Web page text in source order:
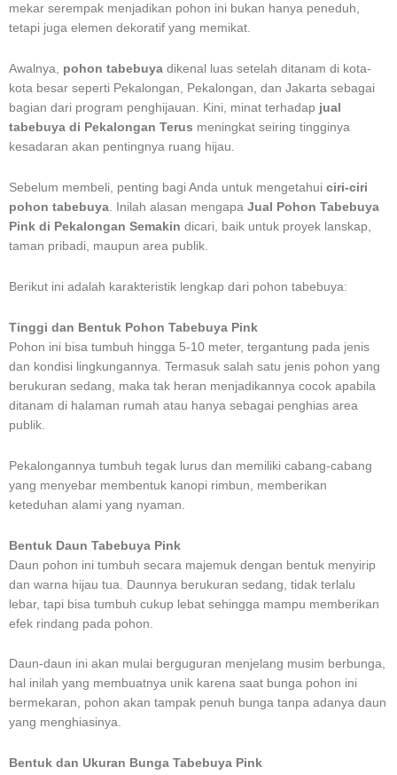
mekar serempak menjadikan pohon ini bukan hanya peneduh,
tetapi juga elemen dekoratif yang memikat.
Awalnya, pohon tabebuya dikenal luas setelah ditanam di kota-
kota besar seperti Pekalongan, Pekalongan, dan Jakarta sebagai
bagian dari program penghijauan. Kini, minat terhadap jual
tabebuya di Pekalongan Terus meningkat seiring tingginya
kesadaran akan pentingnya ruang hijau.
Sebelum membeli, penting bagi Anda untuk mengetahui ciri-ciri
pohon tabebuya . Inilah alasan mengapa Jual Pohon Tabebuya
Pink di Pekalongan Semakin dicari, baik untuk proyek lanskap,
taman pribadi, maupun area publik.
Berikut ini adalah karakteristik lengkap dari pohon tabebuya:
Tinggi dan Bentuk Pohon Tabebuya Pink
Pohon ini bisa tumbuh hingga 5-10 meter, tergantung pada jenis
dan kondisi lingkungannya. Termasuk salah satu jenis pohon yang
berukuran sedang, maka tak heran menjadikannya cocok apabila
ditanam di halaman rumah atau hanya sebagai penghias area
publik.
Pekalongannya tumbuh tegak lurus dan memiliki cabang-cabang
yang menyebar membentuk kanopi rimbun, memberikan
keteduhan alami yang nyaman.
Bentuk Daun Tabebuya Pink
Daun pohon ini tumbuh secara majemuk dengan bentuk menyirip
dan warna hijau tua. Daunnya berukuran sedang, tidak terlalu
lebar, tapi bisa tumbuh cukup lebat sehingga mampu memberikan
efek rindang pada pohon.
Daun-daun ini akan mulai berguguran menjelang musim berbunga,
hal inilah yang membuatnya unik karena saat bunga pohon ini
bermekaran, pohon akan tampak penuh bunga tanpa adanya daun
yang menghiasinya.
Bentuk dan Ukuran Bunga Tabebuya Pink